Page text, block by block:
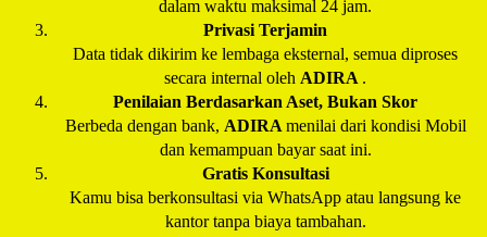
dalam waktu maksimal 24 jam.
Privasi Terjamin
Data tidak dikirim ke lembaga eksternal, semua diproses
secara internal oleh ADIRA .
Penilaian Berdasarkan Aset, Bukan Skor
Berbeda dengan bank, ADIRA menilai dari kondisi Mobil
dan kemampuan bayar saat ini.
Gratis Konsultasi
Kamu bisa berkonsultasi via WhatsApp atau langsung ke
kantor tanpa biaya tambahan.